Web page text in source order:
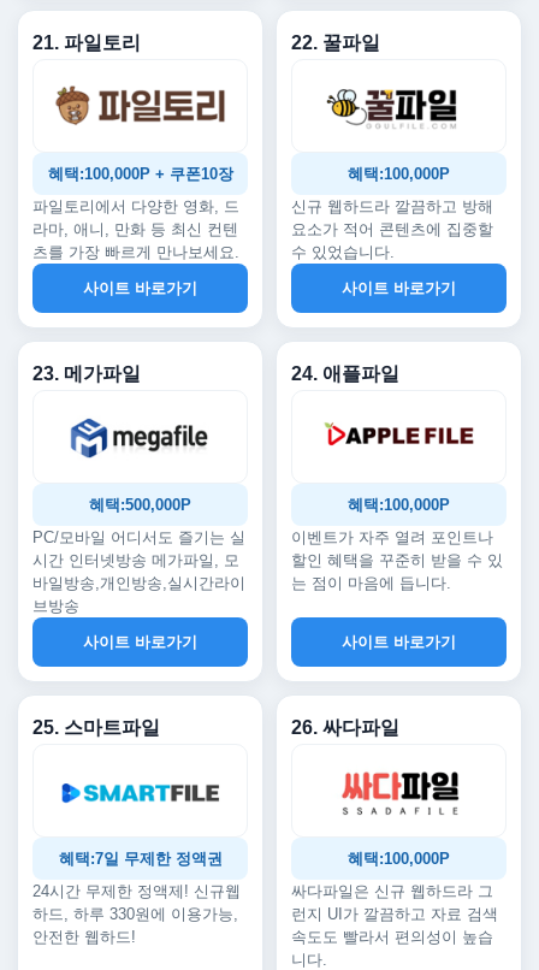
21. 파일토리
혜택:100,000P + 쿠폰10장
파일토리에서 다양한 영화, 드
라마, 애니, 만화 등 최신 컨텐
츠를 가장 빠르게 만나보세요.
사이트 바로가기
22. 꿀파일
혜택:100,000P
신규 웹하드라 깔끔하고 방해
요소가 적어 콘텐츠에 집중할
수 있었습니다.
사이트 바로가기
23. 메가파일
혜택:500,000P
PC/모바일 어디서도 즐기는 실
시간 인터넷방송 메가파일, 모
바일방송,개인방송,실시간라이
브방송
사이트 바로가기
24. 애플파일
혜택:100,000P
이벤트가 자주 열려 포인트나
할인 혜택을 꾸준히 받을 수 있
는 점이 마음에 듭니다.
사이트 바로가기
25. 스마트파일
혜택:7일 무제한 정액권
24시간 무제한 정액제! 신규웹
하드, 하루 330원에 이용가능,
안전한 웹하드!
26. 싸다파일
혜택:100,000P
싸다파일은 신규 웹하드라 그
런지 UI가 깔끔하고 자료 검색
속도도 빨라서 편의성이 높습
니다.